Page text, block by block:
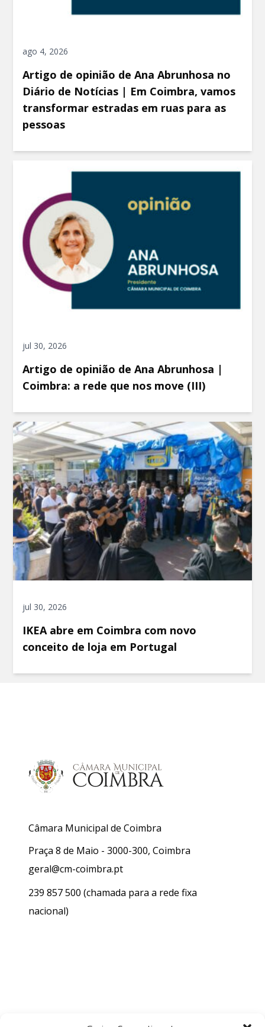
ago 4, 2026
Artigo de opinião de Ana Abrunhosa no
Diário de Notícias | Em Coimbra, vamos
transformar estradas em ruas para as
pessoas
jul 30, 2026
Artigo de opinião de Ana Abrunhosa |
Coimbra: a rede que nos move (III)
jul 30, 2026
IKEA abre em Coimbra com novo
conceito de loja em Portugal
Câmara Municipal de Coimbra
Praça 8 de Maio - 3000-300, Coimbra
geral@cm-coimbra.pt
239 857 500 (chamada para a rede fixa
nacional)